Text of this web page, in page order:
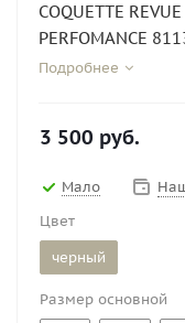
COQUETTE
PERFOMANCE
Подробнее
3 500 руб.
Мало
Цвет
черный
Размер основной